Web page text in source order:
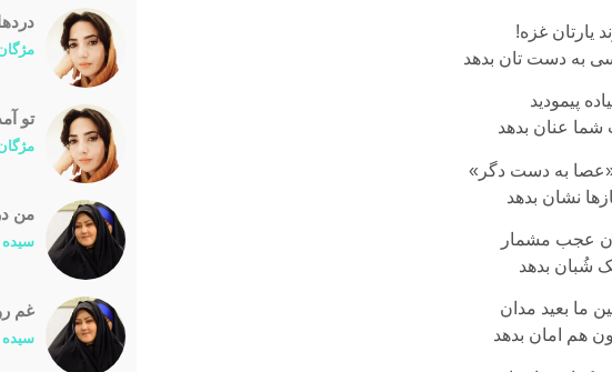
تو
من
سیده
غم
سیده
یارتان غزه!
به دست تان بدهد
پیمودید
عنان بدهد
«عصا به دست دگر»
نشان بدهد
عجب مشمار
شُبان بدهد
ما بعید مدان
هم امان بدهد